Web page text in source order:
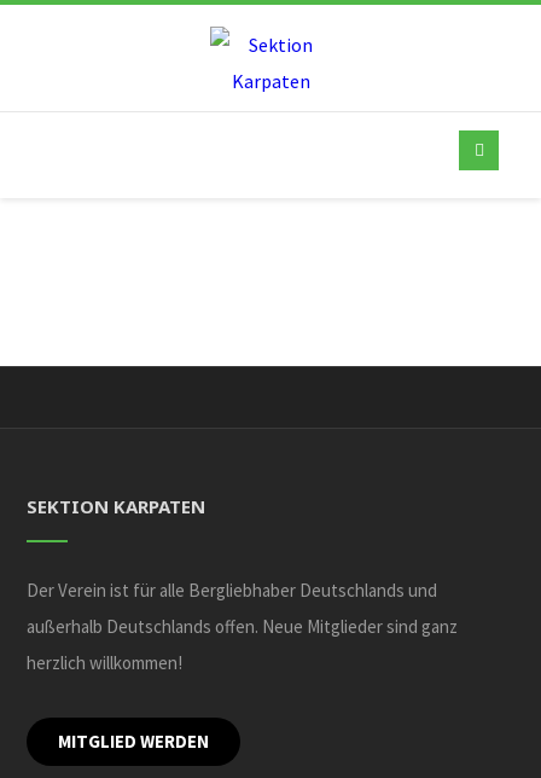
SEKTION KARPATEN
Der Verein ist für alle Bergliebhaber Deutschlands und
außerhalb Deutschlands offen. Neue Mitglieder sind ganz
herzlich willkommen!
MITGLIED WERDEN